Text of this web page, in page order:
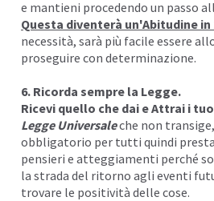
e mantieni procedendo un passo
Questa diventerà un'Abitudine in
necessità, sarà più facile essere
proseguire con determinazione.
6. Ricorda sempre la Legge.
Ricevi quello che dai e Attrai i
Legge Universaleche non
obbligatorio per tutti quindi
pensieri e atteggiamenti perché
la strada del ritorno agli eventi
trovare le positività delle cose.